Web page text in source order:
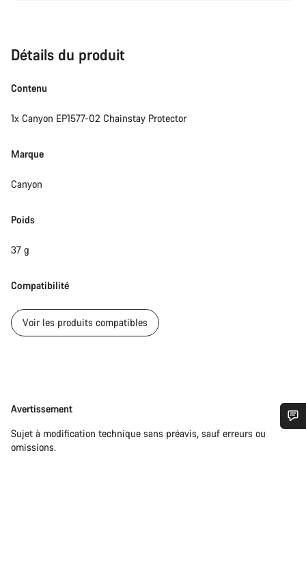
Détails du produit
Contenu
1x Canyon EP1577-02 Chainstay Protector
Marque
Canyon
Poids
37 g
Compatibilité
Voir les produits compatibles
Avertissement
Avertissement
Sujet à modification technique sans préavis, sauf erreurs ou
omissions.Besoin d’aide ?